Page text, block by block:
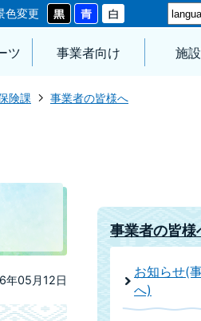
色変更
ツ 事業者向け 施
険課
事業者の皆様へ
年05月12日
事業者の皆様
お知らせ(
へ)